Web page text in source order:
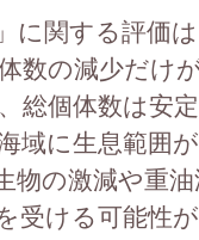
に関する評価
数の減少だけ
総個体数は安
域に生息範囲
物の激減や重
受ける可能性